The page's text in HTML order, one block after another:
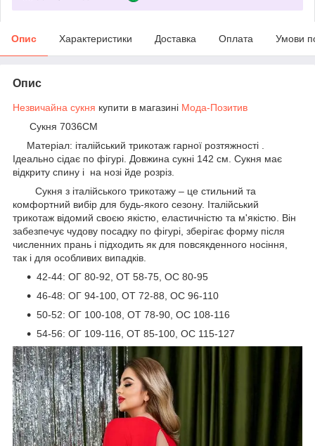
Опис Характеристики Доставка Оплата Умови
Опис
Незвичайна сукня купити в магазині Мода-Позитив
Сукня 7036СМ
Матеріал: італійський трикотаж гарної розтяжності .
Ідеально сідає по фігурі. Довжина сукні 142 см. Сукня має
відкриту спину і на нозі йде розріз.
Сукня з італійського трикотажу – це стильний та
комфортний вибір для будь-якого сезону. Італійський
трикотаж відомий своєю якістю, еластичністю та м'якістю. Він
забезпечує чудову посадку по фігурі, зберігає форму після
численних прань і підходить як для повсякденного носіння,
так і для особливих випадків.
42-44: ОГ 80-92, ОТ 58-75, ОС 80-95
46-48: ОГ 94-100, ОТ 72-88, ОС 96-110
50-52: ОГ 100-108, ОТ 78-90, ОС 108-116
54-56: ОГ 109-116, ОТ 85-100, ОС 115-127